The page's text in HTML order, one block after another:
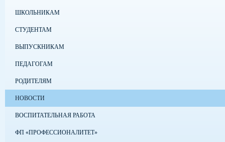
ШКОЛЬНИКАМ
СТУДЕНТАМ
ВЫПУСКНИКАМ
ПЕДАГОГАМ
РОДИТЕЛЯМ
НОВОСТИ
ВОСПИТАТЕЛЬНАЯ РАБОТА
ФП «ПРОФЕССИОНАЛИТЕТ»